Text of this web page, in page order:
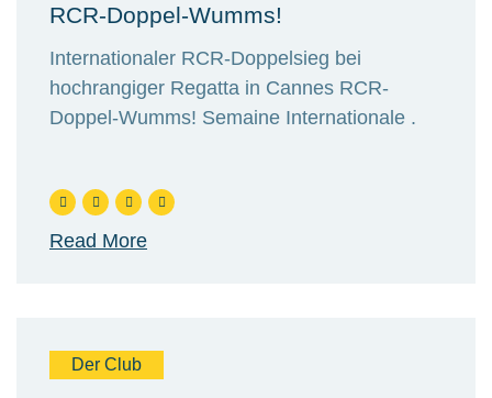
RCR-Doppel-Wumms!
Internationaler RCR-Doppelsieg bei
hochrangiger Regatta in Cannes RCR-
Doppel-Wumms! Semaine Internationale .
Read More
Der Club